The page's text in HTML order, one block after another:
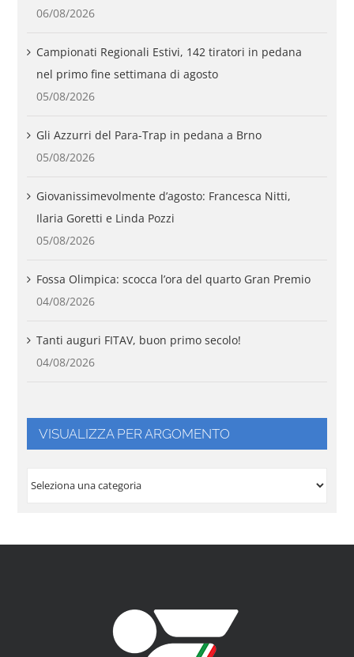
06/08/2026
Campionati Regionali Estivi, 142 tiratori in pedana
nel primo fine settimana di agosto
05/08/2026
Gli Azzurri del Para-Trap in pedana a Brno
05/08/2026
Giovanissimevolmente d’agosto: Francesca Nitti,
Ilaria Goretti e Linda Pozzi
05/08/2026
Fossa Olimpica: scocca l’ora del quarto Gran Premio
04/08/2026
Tanti auguri FITAV, buon primo secolo!
04/08/2026
VISUALIZZA PER ARGOMENTO